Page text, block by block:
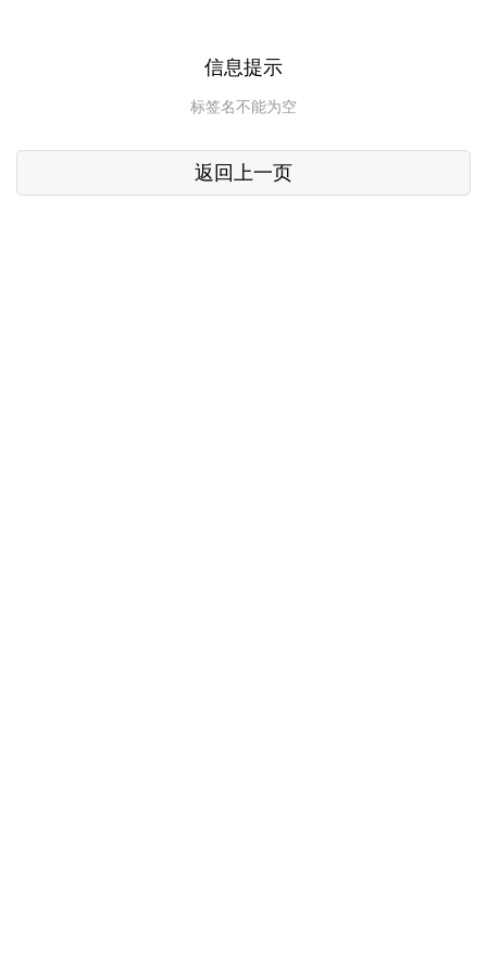
信息提示
标签名不能为空
返回上一页